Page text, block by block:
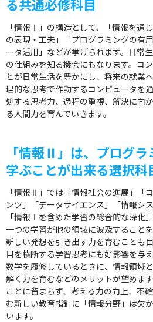
る共通必修科目
「情報Ⅰ」の構造として、「情報を通
の表現・工夫」「プログラミングの有
ータ活用」などが挙げられます。日常
の仕組みを知る機会にもなります。コ
とが日常生活を豊かにし、将来の就業
理的な思考で作動するコンピュータを
処する思考力、過程の重視、解決に向
る人間力を育んでいきます。
「情報Ⅱ」は、プログラ
学ぶことが出来る選択科
「情報Ⅱ」では「情報社会の進展」「
ンツ」「データサイエンス」「情報シ
「情報Ⅰを含めた学習の総合的な深化
一つの学習が他の領域に波及すること
新しい発想を引き出す力を育むことも
目を横断する学習思考にも好影響を与
数学を履修しているときに、情報領域
解く力を育むなどのメリットが望めま
ことに留まらず、考える力の向上、不
む新しい教育指針に「情報分野」は欠
います。